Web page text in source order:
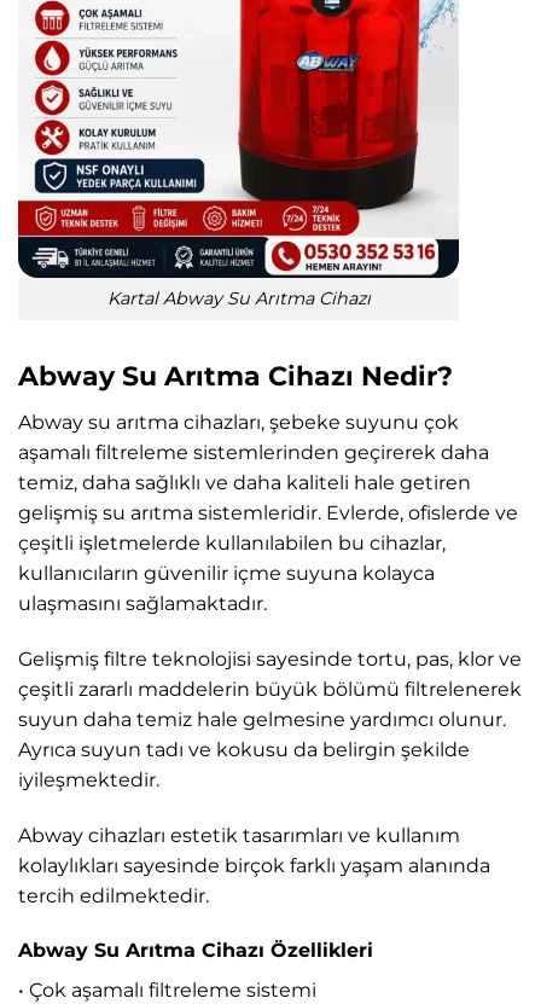
Kartal Abway Su Arıtma Cihazı
Abway Su Arıtma Cihazı Nedir?
Abway su arıtma cihazları, şebeke suyunu çok
aşamalı filtreleme sistemlerinden geçirerek daha
temiz, daha sağlıklı ve daha kaliteli hale getiren
gelişmiş su arıtma sistemleridir. Evlerde, ofislerde ve
çeşitli işletmelerde kullanılabilen bu cihazlar,
kullanıcıların güvenilir içme suyuna kolayca
ulaşmasını sağlamaktadır.
Gelişmiş filtre teknolojisi sayesinde tortu, pas, klor ve
çeşitli zararlı maddelerin büyük bölümü filtrelenerek
suyun daha temiz hale gelmesine yardımcı olunur.
Ayrıca suyun tadı ve kokusu da belirgin şekilde
iyileşmektedir.
Abway cihazları estetik tasarımları ve kullanım
kolaylıkları sayesinde birçok farklı yaşam alanında
tercih edilmektedir.
Abway Su Arıtma Cihazı Özellikleri
• Çok aşamalı filtreleme sistemi